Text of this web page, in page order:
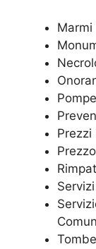
Marmi
Prezzi
Tombe